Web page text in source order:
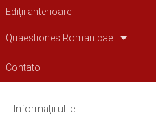
Ediții anterioare
Quaestiones Romanicae
Contato
Informații utile